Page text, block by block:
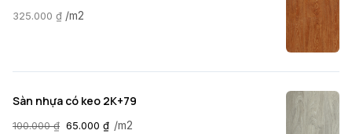
325.000 ₫ /m2
Sàn nhựa có keo 2K+79
100.000₫ 65.000 ₫ /m2